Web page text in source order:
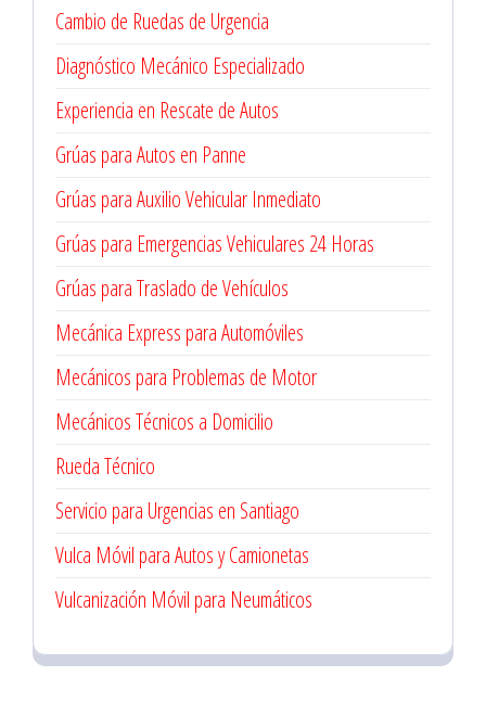
Cambio de Ruedas de Urgencia
Diagnóstico Mecánico Especializado
Experiencia en Rescate de Autos
Grúas para Autos en Panne
Grúas para Auxilio Vehicular Inmediato
Grúas para Emergencias Vehiculares 24 Horas
Grúas para Traslado de Vehículos
Mecánica Express para Automóviles
Mecánicos para Problemas de Motor
Mecánicos Técnicos a Domicilio
Rueda Técnico
Servicio para Urgencias en Santiago
Vulca Móvil para Autos y Camionetas
Vulcanización Móvil para Neumáticos